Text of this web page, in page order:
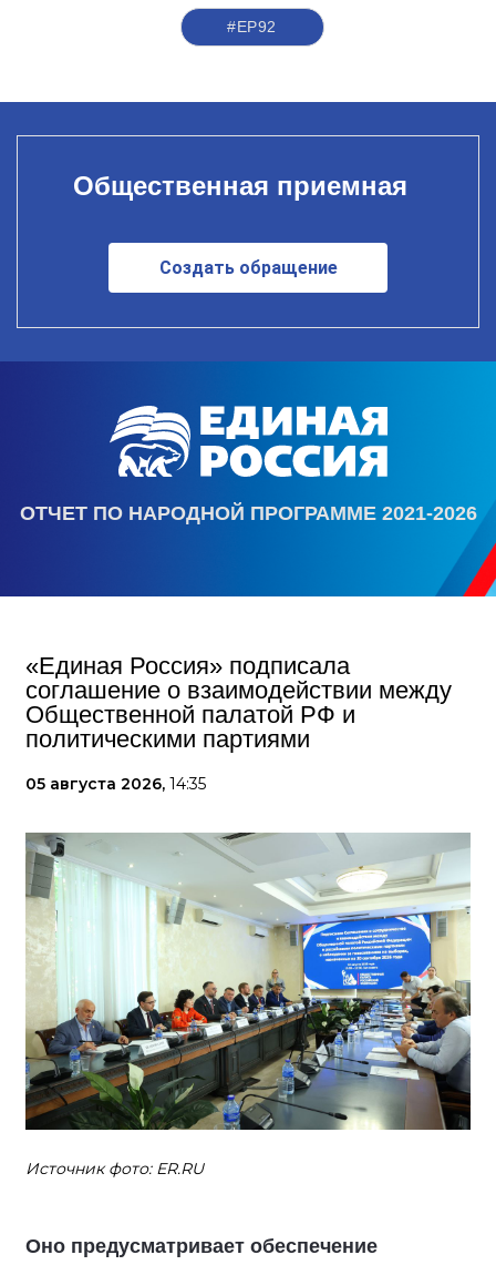
#ЕР92
Общественная приемная
Создать обращение
ОТЧЕТ ПО НАРОДНОЙ ПРОГРАММЕ 2021-2026
«Единая Россия» подписала
соглашение о взаимодействии между
Общественной палатой РФ и
политическими партиями
05 августа 2026, 14:35
Источник фото: ER.RU
Оно предусматривает обеспечение